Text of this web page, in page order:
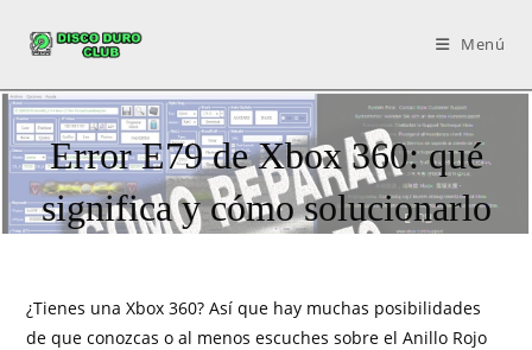
Menú
Error E79 de Xbox 360: qué
significa y cómo solucionarlo
¿Tienes una Xbox 360? Así que hay muchas posibilidades
de que conozcas o al menos escuches sobre el Anillo Rojo